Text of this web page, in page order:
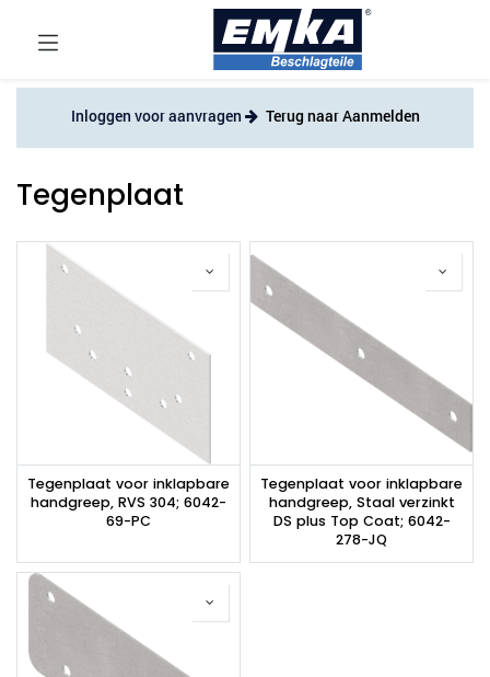
Inloggen voor aanvragen Terug naar Aanmelden
Tegenplaat
Tegenplaat voor inklapbare
handgreep, RVS 304; 6042-
69-PC
Tegenplaat voor inklapbare
handgreep, Staal verzinkt
DS plus Top Coat; 6042-
278-JQ